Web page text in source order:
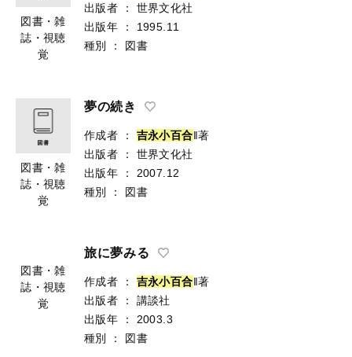
図書・雑
誌・視聴
覚
出版者
：
世界文化社
出版年
：
1995.11
種別
： 図書
図書・雑
誌・視聴
覚
夢の続き
作成者 ： 吉永小百合‖著
出版者
：
世界文化社
出版年
：
2007.12
種別
： 図書
図書・雑
誌・視聴
覚
旅に夢みる
作成者 ： 吉永小百合‖著
出版者
：
講談社
出版年
：
2003.3
種別
： 図書